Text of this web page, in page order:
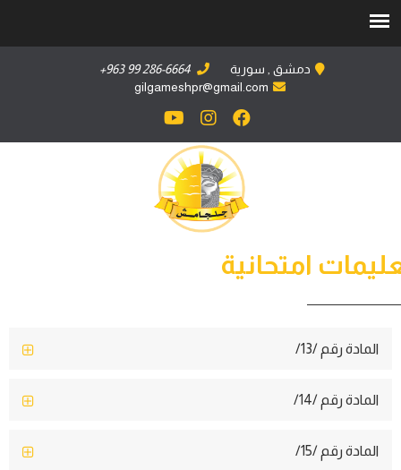
دمشق , سورية
+963 99 286-6664
gilgameshpr@gmail.com
امتحانية
المادة رقم /13/
المادة رقم /14/
المادة رقم /15/